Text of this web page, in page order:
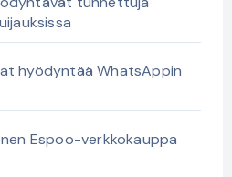
hyödyntää WhatsAppin
Espoo-verkkokauppa